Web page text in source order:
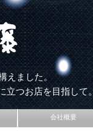
えました。
立つお店を目指して
会社概要